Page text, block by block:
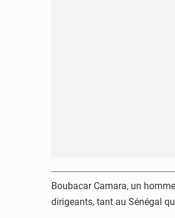
Boubacar Camara, un
dirigeants, tant au Sénégal